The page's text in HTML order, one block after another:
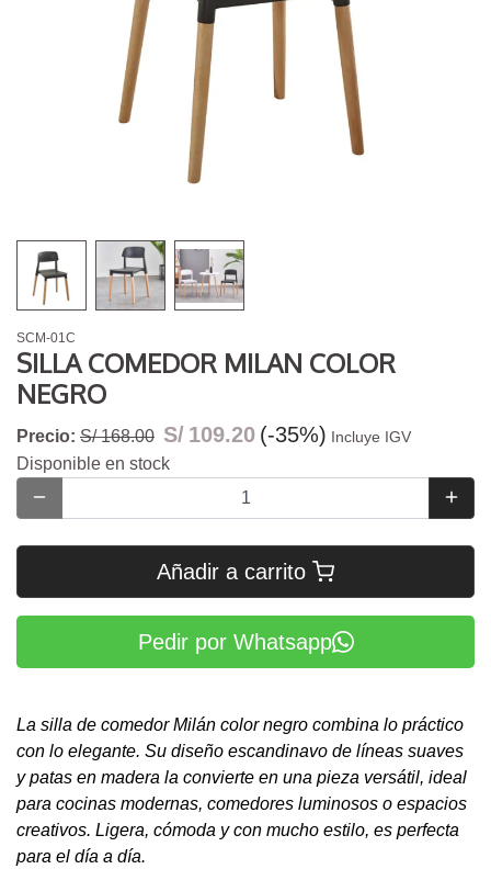
SCM-01C
SILLA COMEDOR MILAN COLOR
NEGRO
Precio: S/ 168.00 S/ 109.20 (-35%) Incluye IGV
Disponible en stock
Añadir a carrito
Pedir por Whatsapp
La silla de comedor Milán color negro combina lo práctico
con lo elegante. Su diseño escandinavo de líneas suaves
y patas en madera la convierte en una pieza versátil, ideal
para cocinas modernas, comedores luminosos o espacios
creativos. Ligera, cómoda y con mucho estilo, es perfecta
para el día a día.